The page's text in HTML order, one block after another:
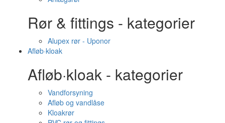
Rør & fittings - kategorier
Alupex rør - Uponor
Afløb·kloak
Afløb·kloak - kategorier
Vandforsyning
Afløb og vandlåse
Kloakrør